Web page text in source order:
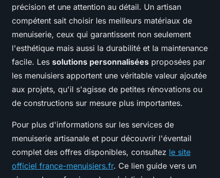
précision et une attention au détail. Un artisan
compétent sait choisir les meilleurs matériaux de
menuiserie, ceux qui garantissent non seulement
l'esthétique mais aussi la durabilité et la maintenance
facile. Les solutions personnalisées proposées par
les menuisiers apportent une véritable valeur ajoutée
aux projets, qu'il s'agisse de petites rénovations ou
de constructions sur mesure plus importantes.
Pour plus d'informations sur les services de
menuiserie artisanale et pour découvrir l'éventail
complet des offres disponibles, consultez le site
officiel france-menuisiers.fr. Ce lien guide vers un